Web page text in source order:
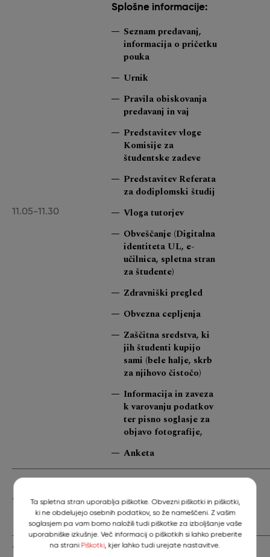
11.05-11.30
Splošne informacije:
Seznam predavanj,
informacija o pričetku
pouka
Urnik
Pravila obiskovanja
predavanj in vaj
Predstavitev vloge
Komisije za
študentske zadeve
Predstavitev Referata
za dodiplomski študij
Vloga tutorjev
Obveščanje (Digitalna
identiteta UL, e-
učilnica, spletna stran
za študente)
Zdravniški pregled
Obvezna cepljenja
Zaščitna sredstva, ki
jih študenti kupijo
sami (bele halje, skrb
za njihovo čistočo)
Informacija in zaveza
k varovanju podatkov
ter pisno soglasje za
objavo fotografije,
Anketa
11.30-11.45
za
obštudijske dejavnosti
in Kariernem centru UL
11.45-12.00 Odmor
Ta spletna stran uporablja piškotke. Obvezni piškotki in piškotki,
ki ne obdelujejo osebnih podatkov, so že nameščeni. Z vašim
soglasjem pa vam bomo naložili tudi piškotke za izboljšanje vaše
uporabniške izkušnje. Več informacij o piškotkih si lahko preberite
na strani Piškotki, kjer lahko tudi urejate nastavitve.